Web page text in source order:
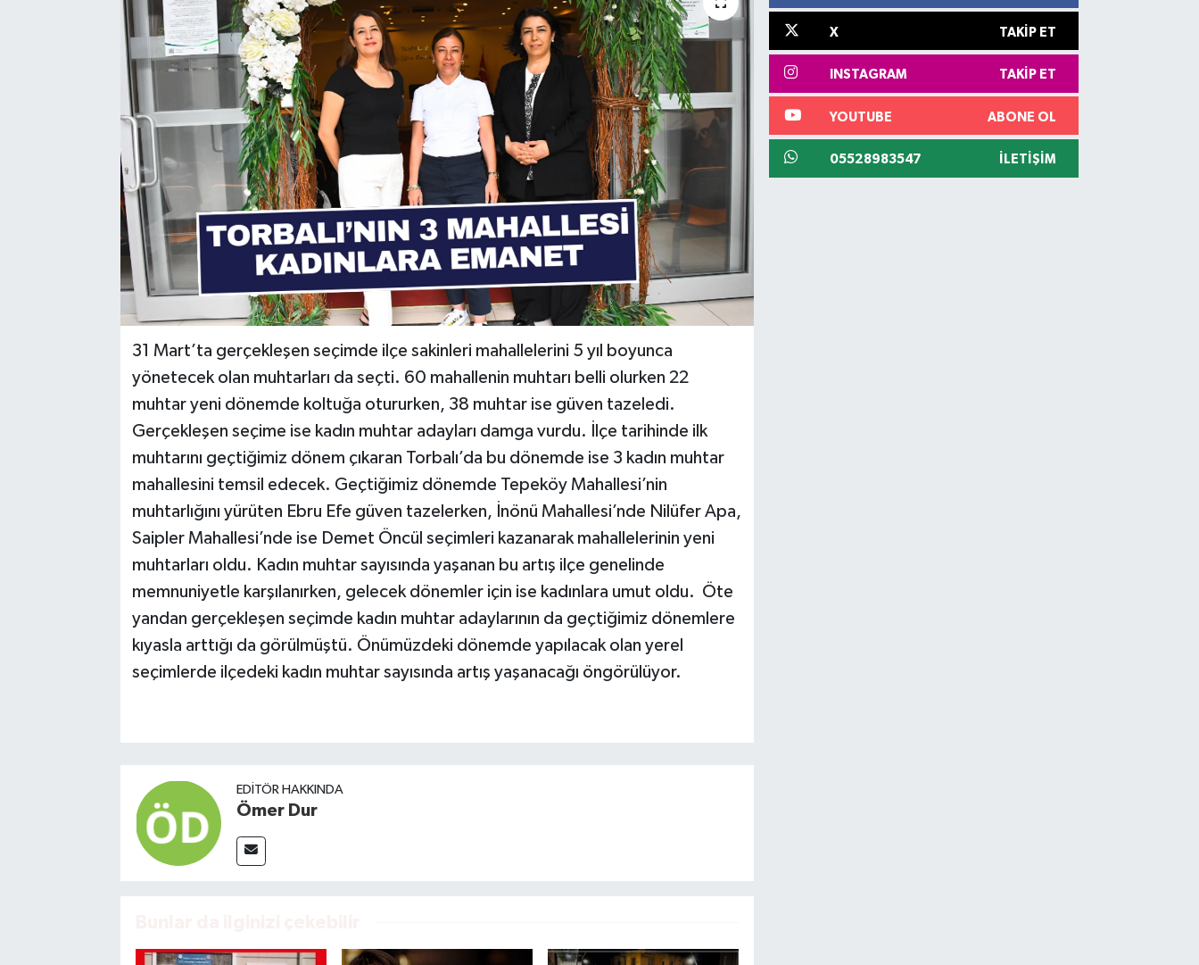
31 Mart’ta gerçekleşen seçimde ilçe sakinleri mahallelerini 5 yıl boyunca
yönetecek olan muhtarları da seçti. 60 mahallenin muhtarı belli olurken 22
muhtar yeni dönemde koltuğa otururken, 38 muhtar ise güven tazeledi.
Gerçekleşen seçime ise kadın muhtar adayları damga vurdu. İlçe tarihinde ilk
muhtarını geçtiğimiz dönem çıkaran Torbalı’da bu dönemde ise 3 kadın muhtar
mahallesini temsil edecek. Geçtiğimiz dönemde Tepeköy Mahallesi’nin
muhtarlığını yürüten Ebru Efe güven tazelerken, İnönü Mahallesi’nde Nilüfer Apa,
Saipler Mahallesi’nde ise Demet Öncül seçimleri kazanarak mahallelerinin yeni
muhtarları oldu. Kadın muhtar sayısında yaşanan bu artış ilçe genelinde
memnuniyetle karşılanırken, gelecek dönemler için ise kadınlara umut oldu. Öte
yandan gerçekleşen seçimde kadın muhtar adaylarının da geçtiğimiz dönemlere
kıyasla arttığı da görülmüştü. Önümüzdeki dönemde yapılacak olan yerel
seçimlerde ilçedeki kadın muhtar sayısında artış yaşanacağı öngörülüyor.
EDITÖR HAKKINDA
Ömer Dur
X TAKIP ET
INSTAGRAM TAKIP ET
YOUTUBE ABONE OL
05528983547 İLETIŞIM